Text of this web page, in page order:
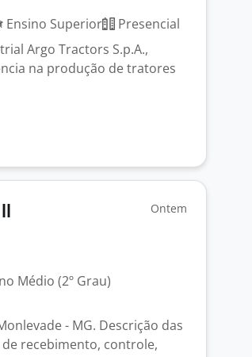
Ensino Superior
Presencial
Argo Tractors S.p.A.,
na produção de tratores
Ontem
Médio (2º Grau)
- MG. Descrição das
recebimento, controle,